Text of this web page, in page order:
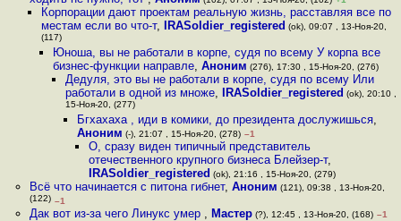
Корпорации дают проектам реальную жизнь, расставляя все по
местам если во что-т, IRASoldier_registered (ok), 09:07 , 13-Ноя-20,
(117)
Юноша, вы не работали в корпе, судя по всему У корпа все
бизнес-функции направле,Аноним (276), 17:30 , 15-Ноя-20, (276)
Дедуля, это вы не работали в корпе, судя по всему Или
работали в одной из множе, IRASoldier_registered (ok), 20:10 ,
15-Ноя-20, (277)
Бгхахаха , иди в комики, до президента дослужишься,
Аноним (-), 21:07 , 15-Ноя-20, (278) –1
О, сразу виден типичный представитель
отечественного крупного бизнеса Блейзер-т,
IRASoldier_registered (ok), 21:16 , 15-Ноя-20, (279)
Всё что начинается с питона гибнет, Аноним (121), 09:38 , 13-Ноя-20,
(122) –1
Дак вот из-за чего Линукс умер , Мастер(?), 12:45 , 13-Ноя-20, (168) –1